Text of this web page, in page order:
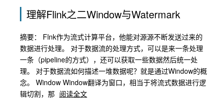
理解Flink之二Window与Watermark
摘要： Flnk作为流式计算平台，他能对源源不断发送过来的
数据进行处理。 对于数据流的处理方式，可以是来一条处理
一条（pipeline的方式），还可以获取一些数据然后统一处
理。 对于数据流如何描述一堆数据呢？就是通过Window的概
念。 Window Window翻译为窗口，相当于将流式数据进行逻
辑切割，那 阅读全文